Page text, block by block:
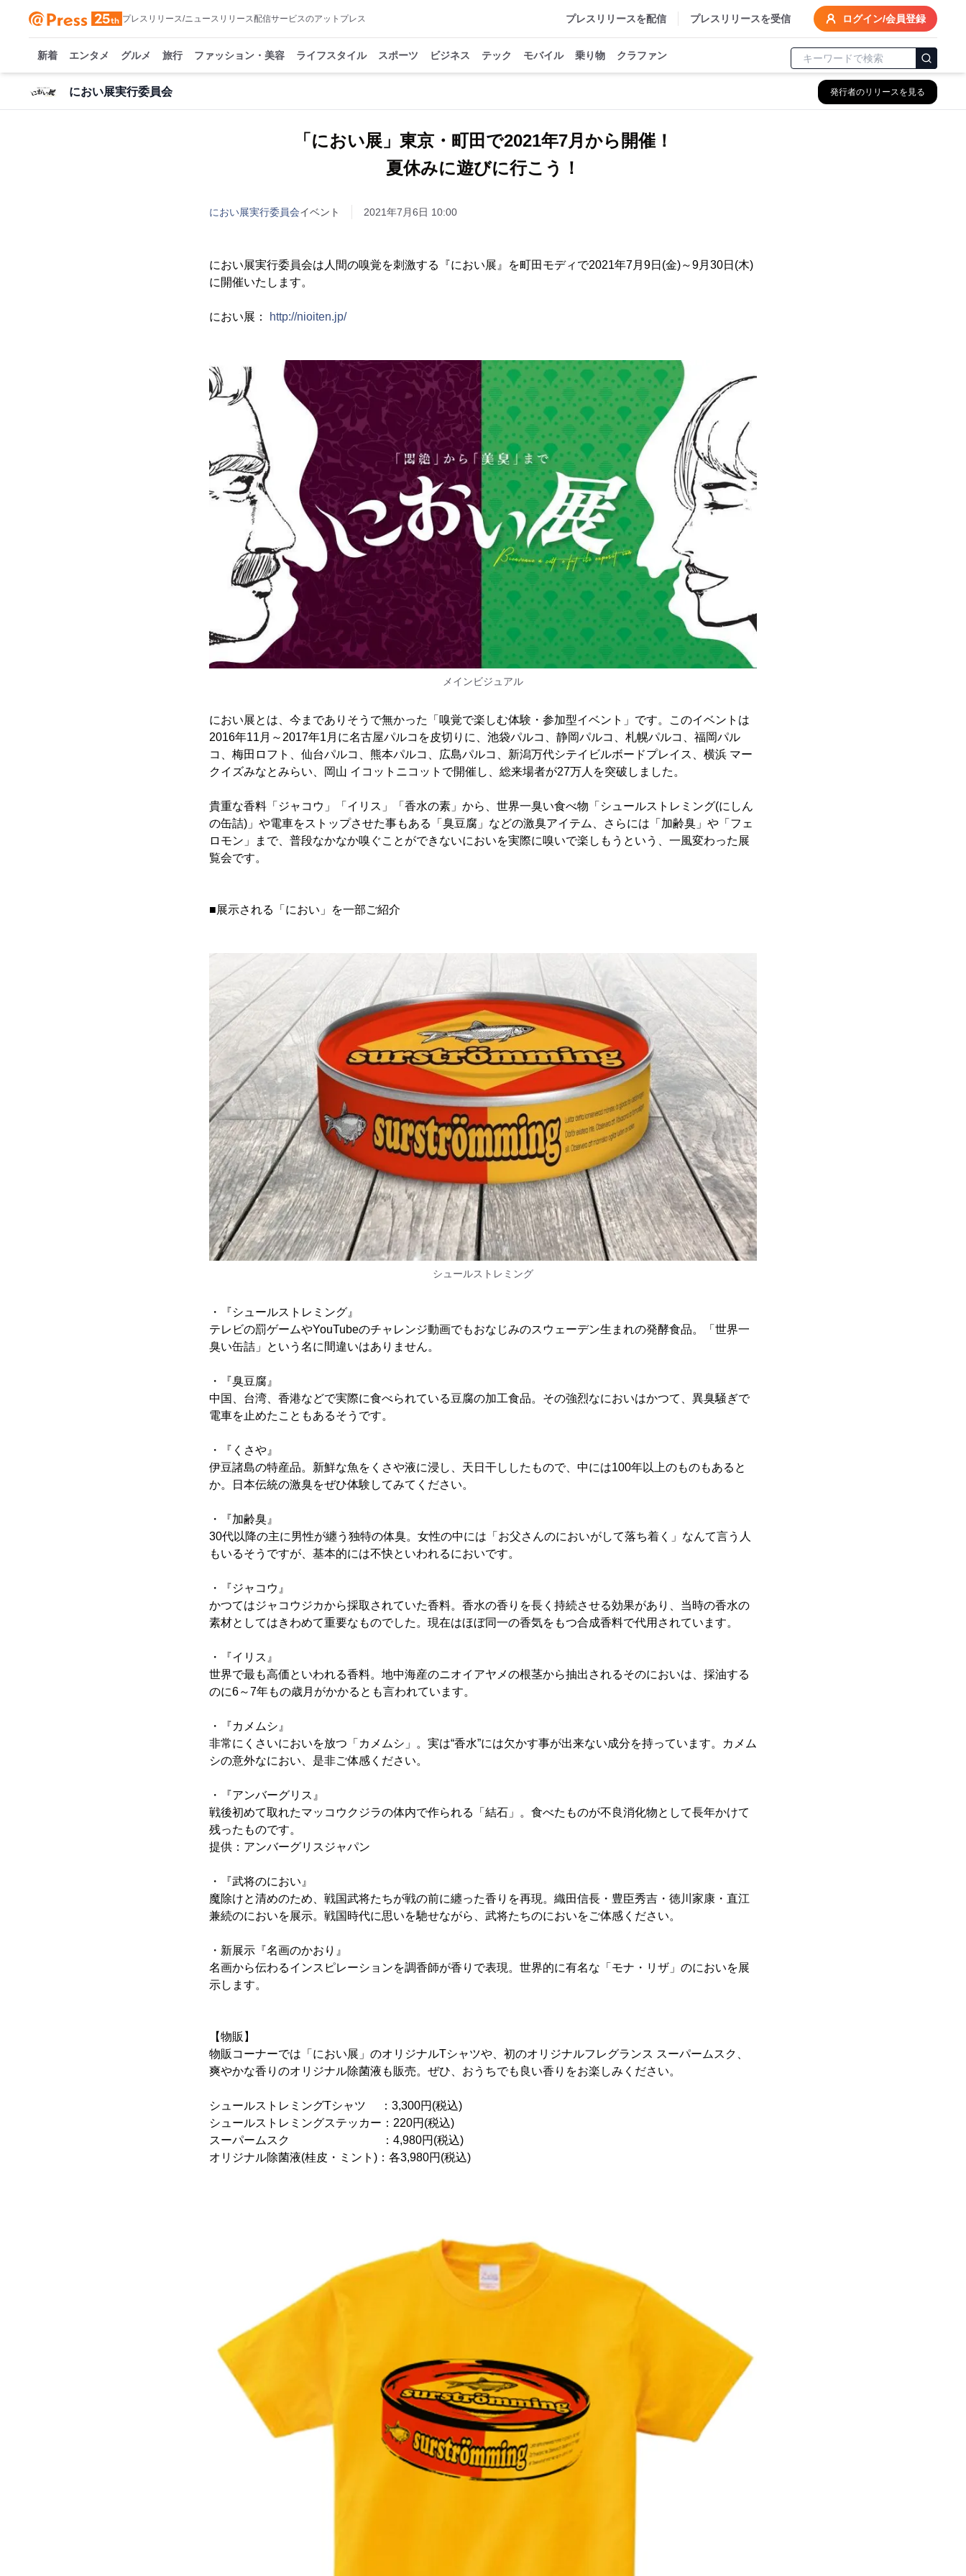
プレスリリース/ニュースリリース配信サービスのアットプレス プレスリリースを配信 プレスリリースを受信 ログイン/会員登録
新着 エンタメ グルメ 旅行 ファッション・美容 ライフスタイル スポーツ ビジネス テック モバイル 乗り物 クラファン
におい展実行委員会 発行者のリリースを見る
「におい展」東京・町田で2021年7月から開催！
夏休みに遊びに行こう！
におい展実行委員会イベント 2021年7月6日 10:00
におい展実行委員会は人間の嗅覚を刺激する『におい展』を町田モディで2021年7月9日(金)～9月30日(木)
に開催いたします。
におい展： http://nioiten.jp/
メインビジュアル
におい展とは、今までありそうで無かった「嗅覚で楽しむ体験・参加型イベント」です。このイベントは
2016年11月～2017年1月に名古屋パルコを皮切りに、池袋パルコ、静岡パルコ、札幌パルコ、福岡パル
コ、梅田ロフト、仙台パルコ、熊本パルコ、広島パルコ、新潟万代シテイビルボードプレイス、横浜 マー
クイズみなとみらい、岡山 イコットニコットで開催し、総来場者が27万人を突破しました。
貴重な香料「ジャコウ」「イリス」「香水の素」から、世界一臭い食べ物「シュールストレミング(にしん
の缶詰)」や電車をストップさせた事もある「臭豆腐」などの激臭アイテム、さらには「加齢臭」や「フェ
ロモン」まで、普段なかなか嗅ぐことができないにおいを実際に嗅いで楽しもうという、一風変わった展
覧会です。
■展示される「におい」を一部ご紹介
シュールストレミング
・『シュールストレミング』
テレビの罰ゲームやYouTubeのチャレンジ動画でもおなじみのスウェーデン生まれの発酵食品。「世界一
臭い缶詰」という名に間違いはありません。
・『臭豆腐』
中国、台湾、香港などで実際に食べられている豆腐の加工食品。その強烈なにおいはかつて、異臭騒ぎで
電車を止めたこともあるそうです。
・『くさや』
伊豆諸島の特産品。新鮮な魚をくさや液に浸し、天日干ししたもので、中には100年以上のものもあると
か。日本伝統の激臭をぜひ体験してみてください。
・『加齢臭』
30代以降の主に男性が纏う独特の体臭。女性の中には「お父さんのにおいがして落ち着く」なんて言う人
もいるそうですが、基本的には不快といわれるにおいです。
・『ジャコウ』
かつてはジャコウジカから採取されていた香料。香水の香りを長く持続させる効果があり、当時の香水の
素材としてはきわめて重要なものでした。現在はほぼ同一の香気をもつ合成香料で代用されています。
・『イリス』
世界で最も高価といわれる香料。地中海産のニオイアヤメの根茎から抽出されるそのにおいは、採油する
のに6～7年もの歳月がかかるとも言われています。
・『カメムシ』
非常にくさいにおいを放つ「カメムシ」。実は“香水”には欠かす事が出来ない成分を持っています。カメム
シの意外なにおい、是非ご体感ください。
・『アンバーグリス』
戦後初めて取れたマッコウクジラの体内で作られる「結石」。食べたものが不良消化物として長年かけて
残ったものです。
提供：アンバーグリスジャパン
・『武将のにおい』
魔除けと清めのため、戦国武将たちが戦の前に纏った香りを再現。織田信長・豊臣秀吉・徳川家康・直江
兼続のにおいを展示。戦国時代に思いを馳せながら、武将たちのにおいをご体感ください。
・新展示『名画のかおり』
名画から伝わるインスピレーションを調香師が香りで表現。世界的に有名な「モナ・リザ」のにおいを展
示します。
【物販】
物販コーナーでは「におい展」のオリジナルTシャツや、初のオリジナルフレグランス スーパームスク、
爽やかな香りのオリジナル除菌液も販売。ぜひ、おうちでも良い香りをお楽しみください。
シュールストレミングTシャツ ：3,300円(税込)
シュールストレミングステッカー：220円(税込)
スーパームスク ：4,980円(税込)
オリジナル除菌液(桂皮・ミント)：各3,980円(税込)